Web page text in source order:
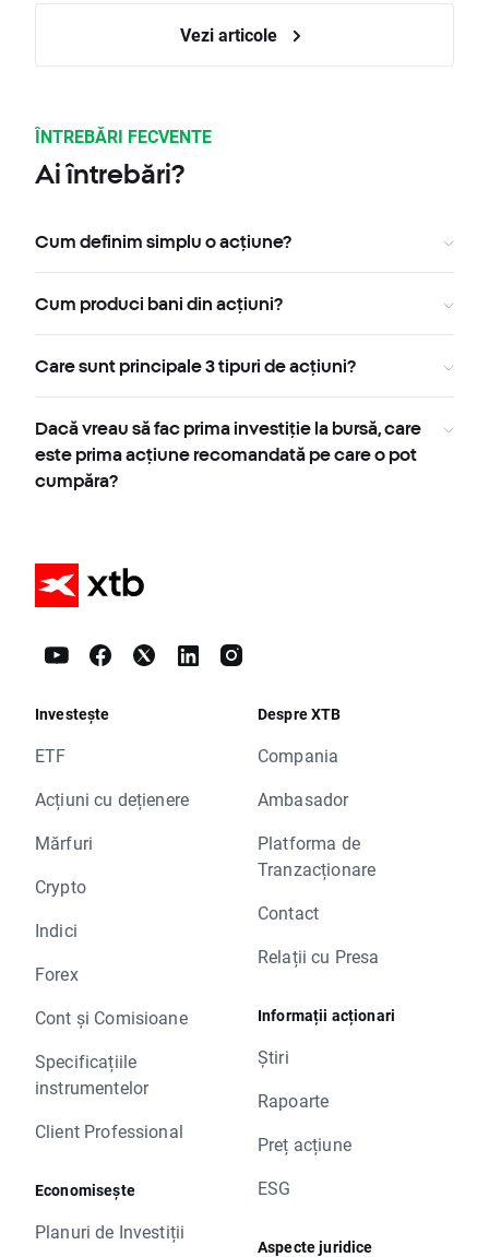
Vezi articole
ÎNTREBĂRI FECVENTE
Ai întrebări?
Cum definim simplu o acțiune?
Cum produci bani din acțiuni?
Care sunt principale 3 tipuri de acțiuni?
Dacă vreau să fac prima investiție la bursă, care
este prima acțiune recomandată pe care o pot
cumpăra?
Investește
ETF
Acțiuni cu dețienere
Mărfuri
Crypto
Indici
Forex
Cont și Comisioane
Specificațiile
instrumentelor
Client Professional
Economisește
Planuri de Investiții
Despre XTB
Compania
Ambasador
Platforma de
Tranzacționare
Contact
Relații cu Presa
Informații acționari
Știri
Rapoarte
Preț acțiune
ESG
Aspecte juridice